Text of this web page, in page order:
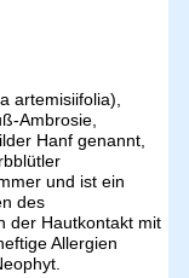
artemisiifolia),
Ambrosie,
Hanf genannt,
und ist ein
des
der Hautkontakt mit
Allergien